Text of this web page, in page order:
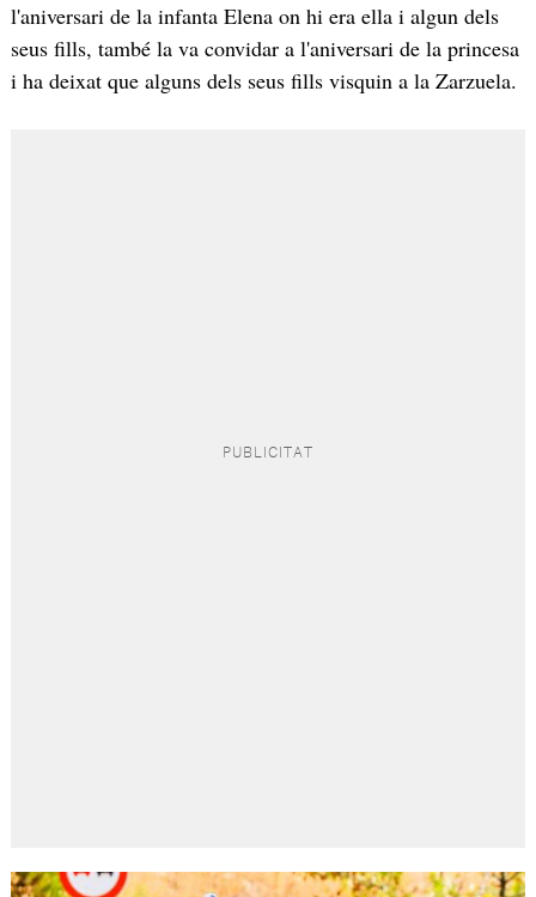
l'aniversari de la infanta Elena on hi era ella i algun dels
seus fills, també la va convidar a l'aniversari de la princesa
i ha deixat que alguns dels seus fills visquin a la Zarzuela.